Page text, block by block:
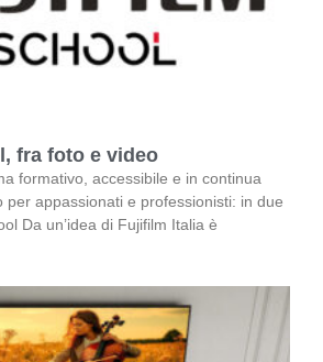
fra foto e video
formativo, accessibile e in continua
per appassionati e professionisti: in due
Da un’idea di Fujifilm Italia è